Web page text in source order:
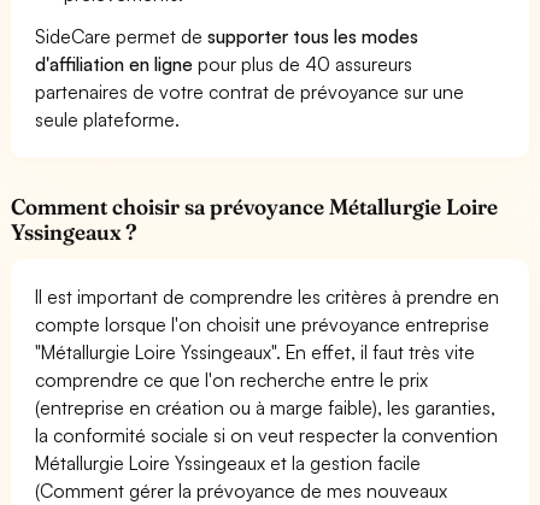
SideCare permet desupporter tous les modes
d'affiliation en ligne pour plus de 40 assureurs
partenaires de votre contrat de prévoyance sur une
seule plateforme.
Comment choisir sa prévoyance Métallurgie Loire
Yssingeaux ?
Il est important de comprendre les critères à prendre en
compte lorsque l'on choisit une prévoyance entreprise
"Métallurgie Loire Yssingeaux". En effet, il faut très vite
comprendre ce que l'on recherche entre le prix
(entreprise en création ou à marge faible), les garanties,
la conformité sociale si on veut respecter la convention
Métallurgie Loire Yssingeaux et la gestion facile
(Comment gérer la prévoyance de mes nouveaux